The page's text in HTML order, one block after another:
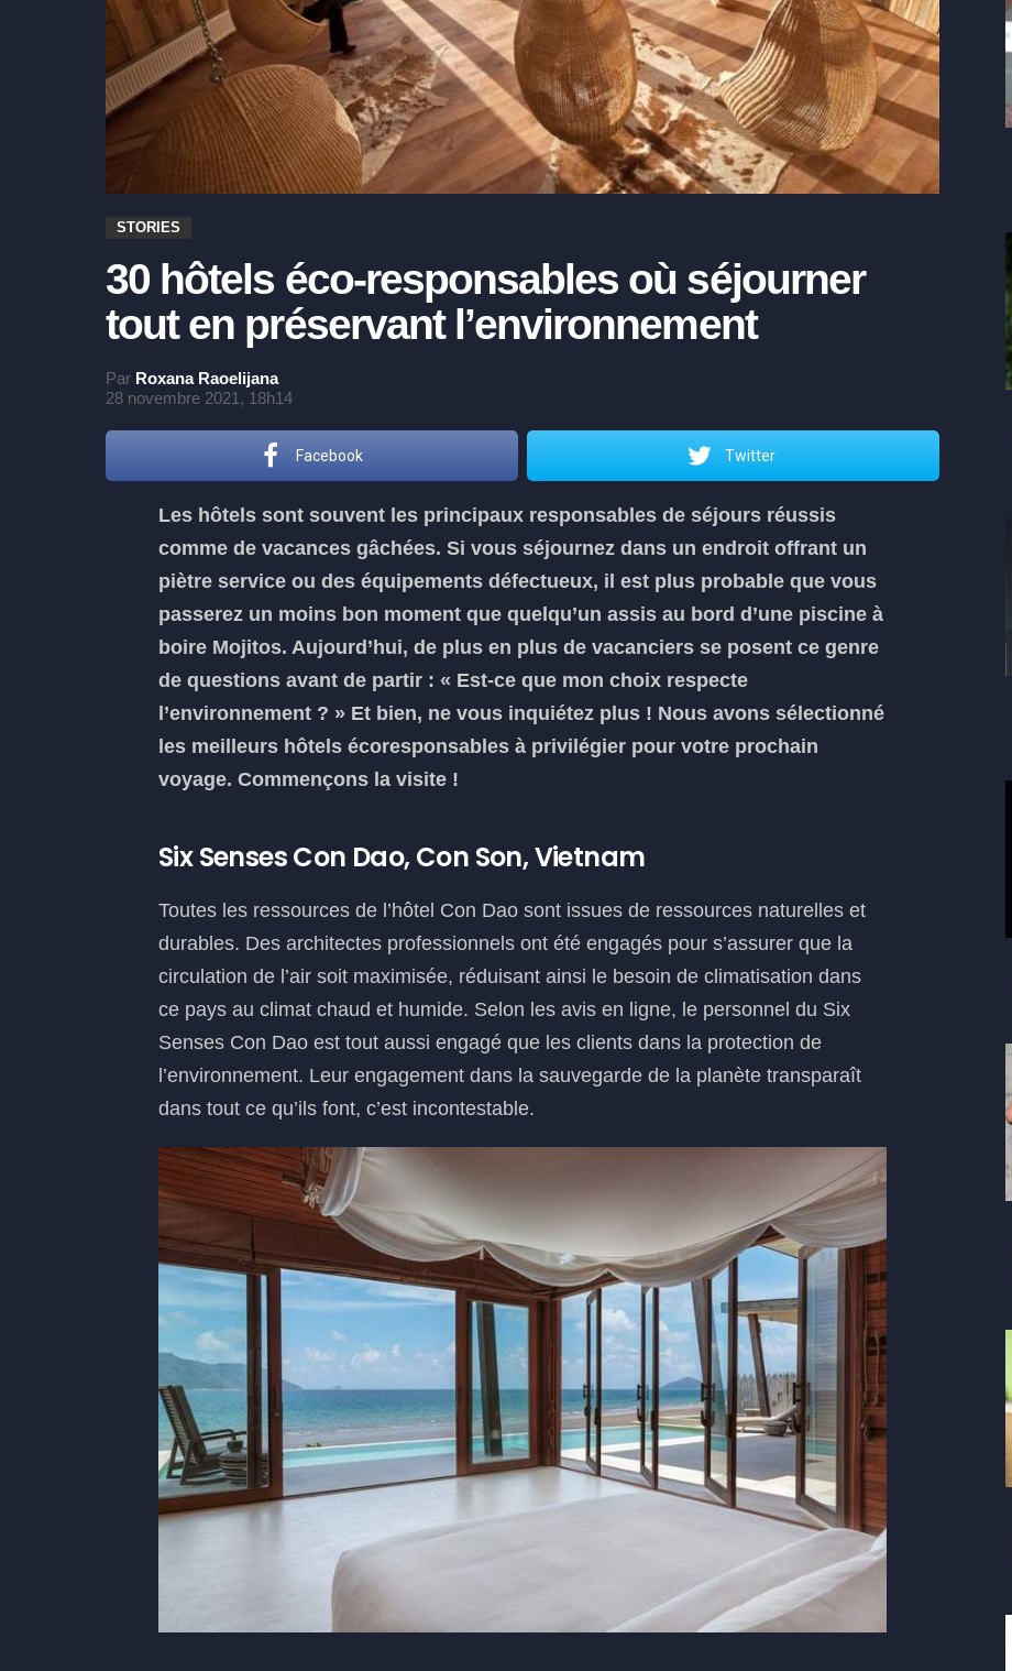
STORIES
30 hôtels éco-responsables où séjourner
tout en préservant l’environnement
Par Roxana Raoelijana
28 novembre 2021, 18h14
Facebook Twitter
Les hôtels sont souvent les principaux responsables de séjours réussis
comme de vacances gâchées. Si vous séjournez dans un endroit offrant un
piètre service ou des équipements défectueux, il est plus probable que vous
passerez un moins bon moment que quelqu’un assis au bord d’une piscine à
boire Mojitos. Aujourd’hui, de plus en plus de vacanciers se posent ce genre
de questions avant de partir : « Est-ce que mon choix respecte
l’environnement ? » Et bien, ne vous inquiétez plus ! Nous avons sélectionné
les meilleurs hôtels écoresponsables à privilégier pour votre prochain
voyage. Commençons la visite !
Six Senses Con Dao, Con Son, Vietnam
Toutes les ressources de l’hôtel Con Dao sont issues de ressources naturelles et
durables. Des architectes professionnels ont été engagés pour s’assurer que la
circulation de l’air soit maximisée, réduisant ainsi le besoin de climatisation dans
ce pays au climat chaud et humide. Selon les avis en ligne, le personnel du Six
Senses Con Dao est tout aussi engagé que les clients dans la protection de
l’environnement. Leur engagement dans la sauvegarde de la planète transparaît
dans tout ce qu’ils font, c’est incontestable.